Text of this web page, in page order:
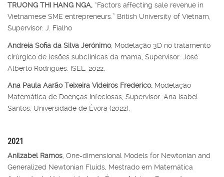
TRUONG THI HANG NGA, “Factors affecting sale revenue in
Vietnamese SME entrepreneurs.” British University of Vietnam,
Supervisor: J. Fialho
Andreia Sofia da Silva Jerónimo, Modelação 3D no tratamento
cirúrgico de lesões subclínicas da mama, Supervisor: José
Alberto Rodrigues. ISEL, 2022.
Ana Paula Aarão Teixeira Videiros Frederico, Modelação
Matemática de Doenças Infeciosas, Supervisor: Ana Isabel
Santos, Universidade de Évora (2022).
2021
Anilzabel Ramos, One-dimensional Models for Newtonian and
Generalized Newtonian Fluids, Mestrado em Matemática